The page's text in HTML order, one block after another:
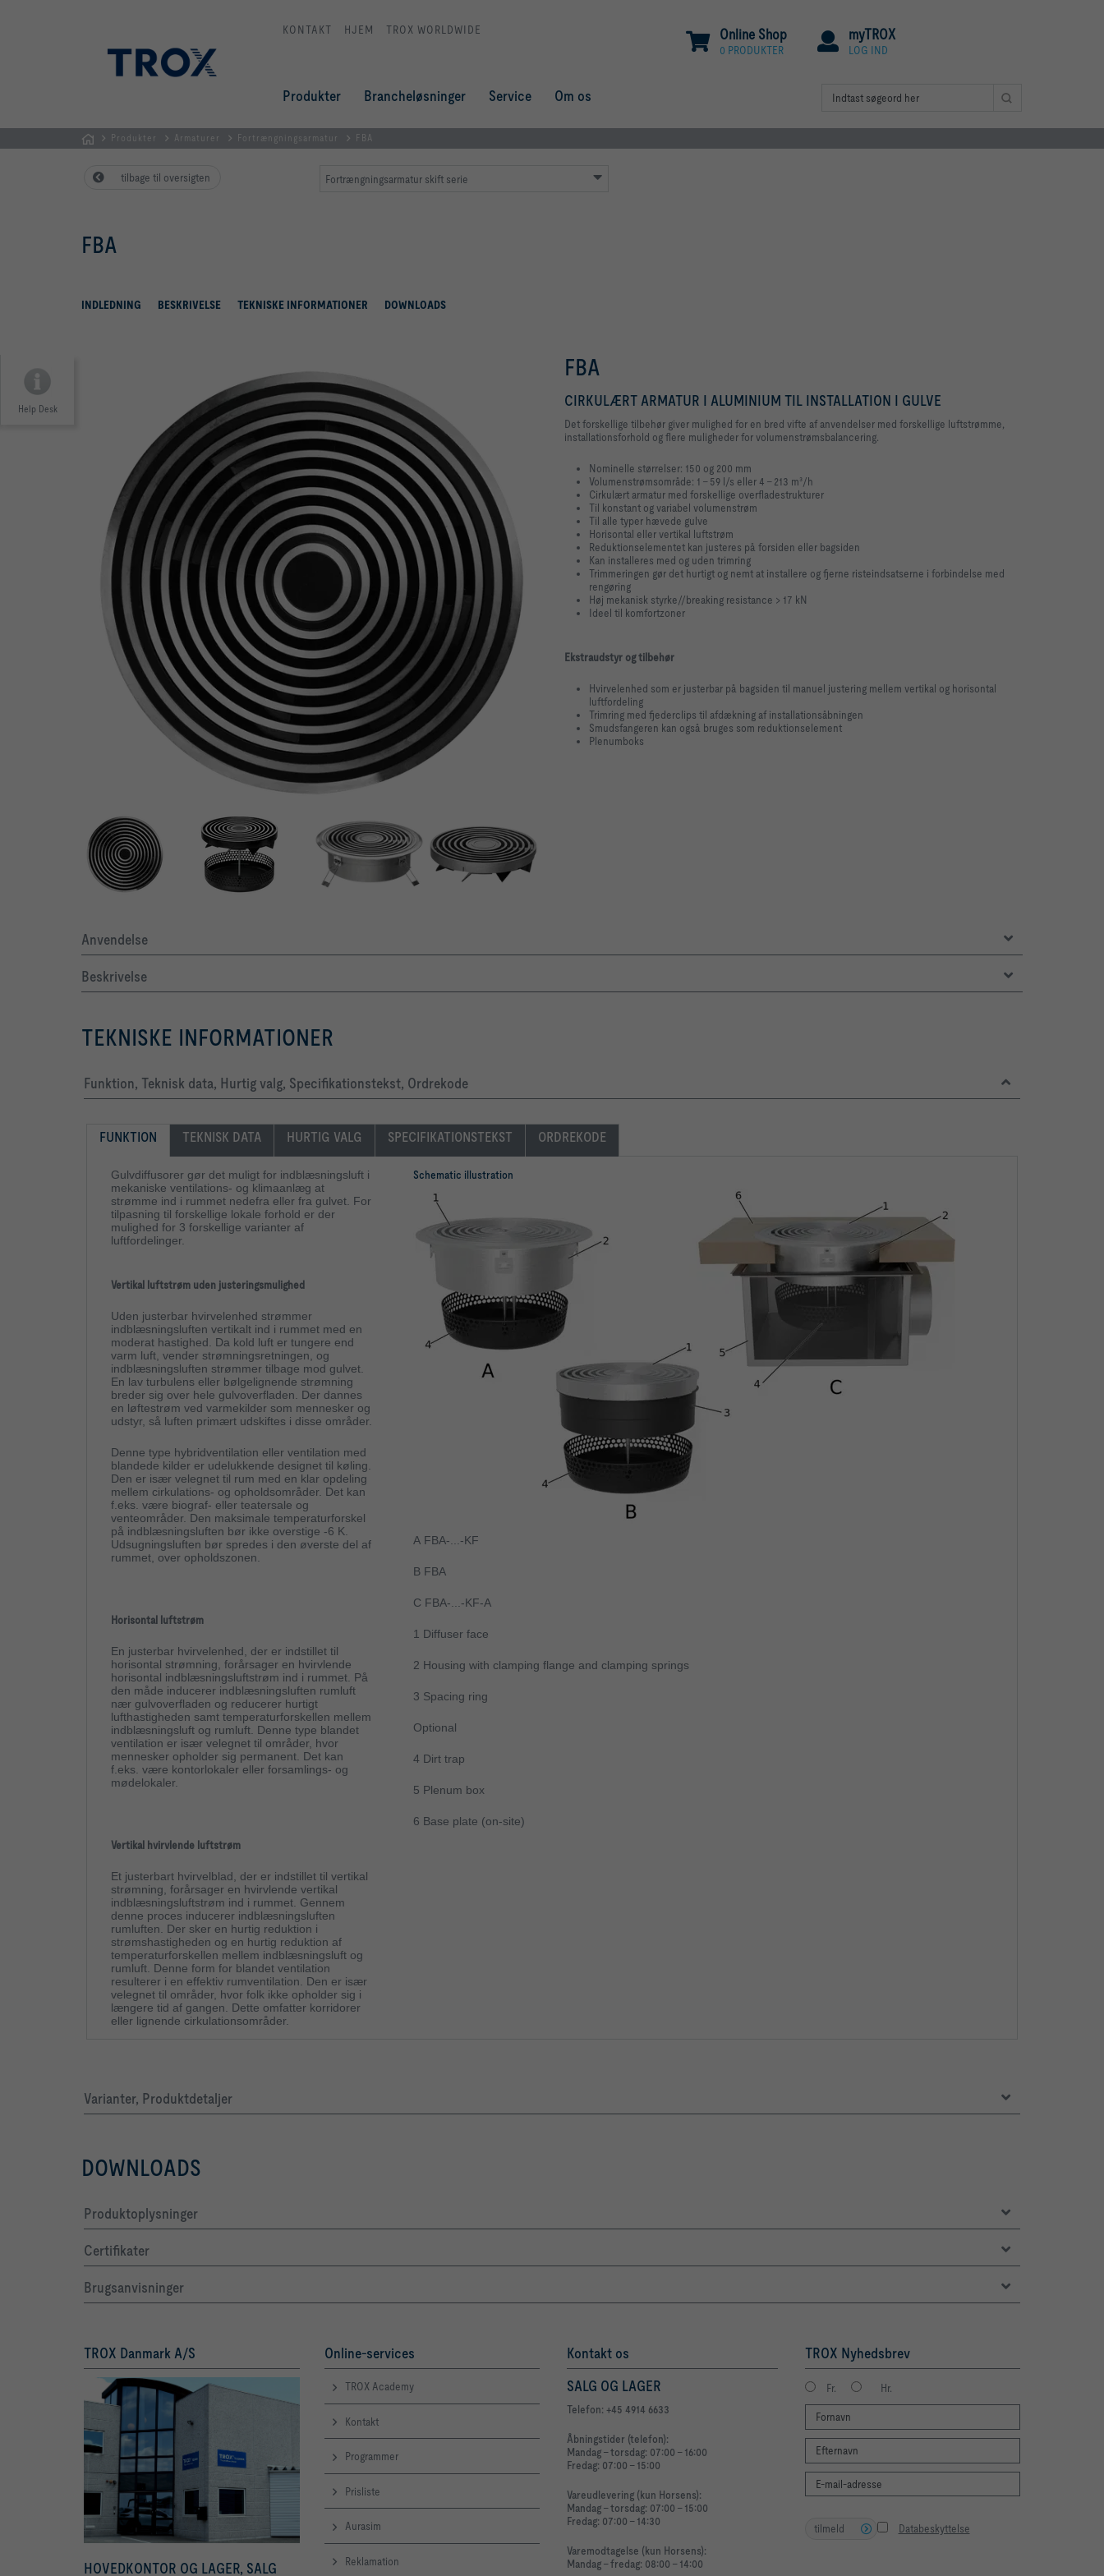
KONTAKT HJEM TROX WORLDWIDE myTROX
LOG IND
Online Shop
0 PRODUKTER
Produkter Brancheløsninger Service Om os
Produkter Armaturer Fortrængningsarmatur FBA
tilbage til oversigten Fortrængningsarmatur skift serie
FBA
INDLEDNING BESKRIVELSE TEKNISKE INFORMATIONER DOWNLOADS
Help Desk
FBA
CIRKULÆRT ARMATUR I ALUMINIUM TIL INSTALLATION I GULVE
Det forskellige tilbehør giver mulighed for en bred vifte af anvendelser med forskellige luftstrømme,
installationsforhold og flere muligheder for volumenstrømsbalancering.
Nominelle størrelser: 150 og 200 mm
Volumenstrømsområde: 1 - 59 l/s eller 4 - 213 m³/h
Cirkulært armatur med forskellige overfladestrukturer
Til konstant og variabel volumenstrøm
Til alle typer hævede gulve
Horisontal eller vertikal luftstrøm
Reduktionselementet kan justeres på forsiden eller bagsiden
Kan installeres med og uden trimring
Trimmeringen gør det hurtigt og nemt at installere og fjerne risteindsatserne i forbindelse med
rengøring
Høj mekanisk styrke//breaking resistance > 17 kN
Ideel til komfortzoner
Ekstraudstyr og tilbehør
Hvirvelenhed som er justerbar på bagsiden til manuel justering mellem vertikal og horisontal
luftfordeling
Trimring med fjederclips til afdækning af installationsåbningen
Smudsfangeren kan også bruges som reduktionselement
Plenumboks
Anvendelse
Beskrivelse
TEKNISKE INFORMATIONER
Funktion, Teknisk data, Hurtig valg, Specifikationstekst, Ordrekode
FUNKTION TEKNISK DATA HURTIG VALG SPECIFIKATIONSTEKST ORDREKODE
Schematic illustration
A FBA-...-KF
B FBA
C FBA-...-KF-A
1 Diffuser face
2 Housing with clamping flange and clamping springs
3 Spacing ring
Optional
4 Dirt trap
5 Plenum box
6 Base plate (on-site)
Gulvdiffusorer gør det muligt for indblæsningsluft i
mekaniske ventilations- og klimaanlæg at
strømme ind i rummet nedefra eller fra gulvet. For
tilpasning til forskellige lokale forhold er der
mulighed for 3 forskellige varianter af
luftfordelinger.
Vertikal luftstrøm uden justeringsmulighed
Uden justerbar hvirvelenhed strømmer
indblæsningsluften vertikalt ind i rummet med en
moderat hastighed. Da kold luft er tungere end
varm luft, vender strømningsretningen, og
indblæsningsluften strømmer tilbage mod gulvet.
En lav turbulens eller bølgelignende strømning
breder sig over hele gulvoverfladen. Der dannes
en løftestrøm ved varmekilder som mennesker og
udstyr, så luften primært udskiftes i disse områder.
Denne type hybridventilation eller ventilation med
blandede kilder er udelukkende designet til køling.
Den er især velegnet til rum med en klar opdeling
mellem cirkulations- og opholdsområder. Det kan
f.eks. være biograf- eller teatersale og
venteområder. Den maksimale temperaturforskel
på indblæsningsluften bør ikke overstige -6 K.
Udsugningsluften bør spredes i den øverste del af
rummet, over opholdszonen.
Horisontal luftstrøm
En justerbar hvirvelenhed, der er indstillet til
horisontal strømning, forårsager en hvirvlende
horisontal indblæsningsluftstrøm ind i rummet. På
den måde inducerer indblæsningsluften rumluft
nær gulvoverfladen og reducerer hurtigt
lufthastigheden samt temperaturforskellen mellem
indblæsningsluft og rumluft. Denne type blandet
ventilation er især velegnet til områder, hvor
mennesker opholder sig permanent. Det kan
f.eks. være kontorlokaler eller forsamlings- og
mødelokaler.
Vertikal hvirvlende luftstrøm
Et justerbart hvirvelblad, der er indstillet til vertikal
strømning, forårsager en hvirvlende vertikal
indblæsningsluftstrøm ind i rummet. Gennem
denne proces inducerer indblæsningsluften
rumluften. Der sker en hurtig reduktion i
strømshastigheden og en hurtig reduktion af
temperaturforskellen mellem indblæsningsluft og
rumluft. Denne form for blandet ventilation
resulterer i en effektiv rumventilation. Den er især
velegnet til områder, hvor folk ikke opholder sig i
længere tid af gangen. Dette omfatter korridorer
eller lignende cirkulationsområder.
Varianter, Produktdetaljer
DOWNLOADS
Produktoplysninger
Certifikater
Brugsanvisninger
TROX Danmark A/S
HOVEDKONTOR OG LAGER, SALG
Online-services
TROX Academy
Kontakt
Programmer
Prisliste
Aurasim
Reklamation
Kontakt os
SALG OG LAGER
Telefon: +45 4914 6633
Åbningstider (telefon):
Mandag - torsdag: 07:00 - 16:00
Fredag: 07:00 - 15:00
Vareudlevering (kun Horsens):
Mandag - torsdag: 07:00 - 15:00
Fredag: 07:00 - 14:30
Varemodtagelse (kun Horsens):
Mandag - fredag: 08:00 - 14:00
TROX Nyhedsbrev
Fr. Hr.
Databeskyttelse
tilmeld